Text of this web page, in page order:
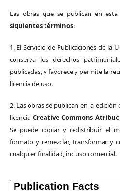
Las obras que se publican en esta
siguientes términos:
1. El Servicio de Publicaciones de la
conserva los derechos
publicadas, y favorece y permite la
licencia de uso.
2. Las obras se publican en la
licencia Creative Commons
Se puede copiar y redistribuir el
formato y remezclar, transformar y
cualquier finalidad, incluso comercial.